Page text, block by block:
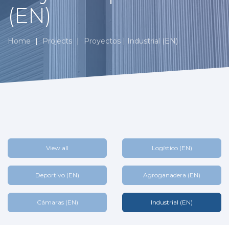
(EN)
Home Projects Proyectos | Industrial (EN)
View all Logístico (EN)
Deportivo (EN) Agroganadera (EN)
Cámaras (EN) Industrial (EN)